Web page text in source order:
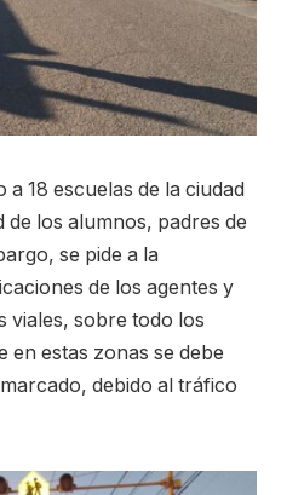
18 escuelas de la ciudad
de los alumnos, padres de
se pide a la
de los agentes y
viales, sobre todo los
en estas zonas se debe
debido al tráfico